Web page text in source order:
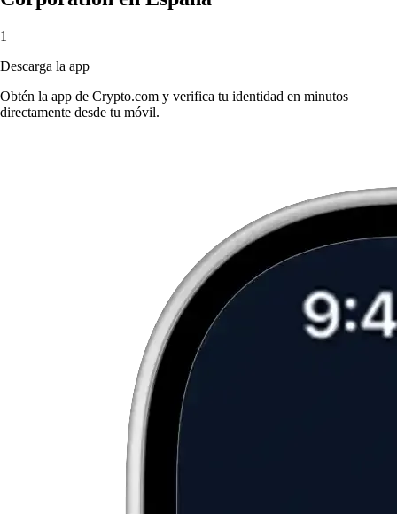
1
Descarga la app
Obtén la app de Crypto.com y verifica tu identidad en minutos
directamente desde tu móvil.